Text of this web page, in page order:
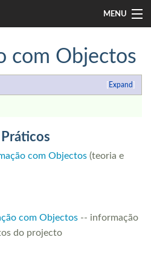
MENU
com Objectos
Expand
com Objectos (teoria e
com Objectos -- informação
do projecto